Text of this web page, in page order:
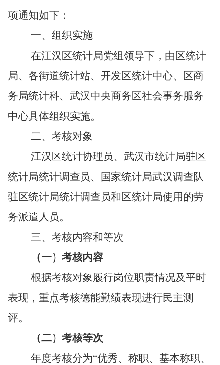
项通知如下：
一、组织实施
在江汉区统计局党组领导下，由区统计
局、各街道统计站、开发区统计中心、区商
务局统计科、武汉中央商务区社会事务服务
中心具体组织实施。
二、考核对象
江汉区统计协理员、武汉市统计局驻区
统计局统计调查员、国家统计局武汉调查队
驻区统计局统计调查员和区统计局使用的劳
务派遣人员。
三、考核内容和等次
（一）考核内容
根据考核对象履行岗位职责情况及平时
表现，重点考核德能勤绩表现进行民主测
评。
（二）考核等次
年度考核分为“优秀、称职、基本称职、